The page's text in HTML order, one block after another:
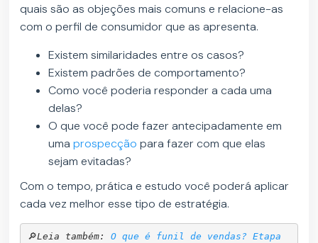
quais são as objeções mais comuns e relacione-as
com o perfil de consumidor que as apresenta.
Existem similaridades entre os casos?
Existem padrões de comportamento?
Como você poderia responder a cada uma
delas?
O que você pode fazer antecipadamente em
umaprospecção para fazer com que elas
sejam evitadas?
Com o tempo, prática e estudo você poderá aplicar
cada vez melhor esse tipo de estratégia.
🔎Leia também: O que é funil de vendas? Etapa